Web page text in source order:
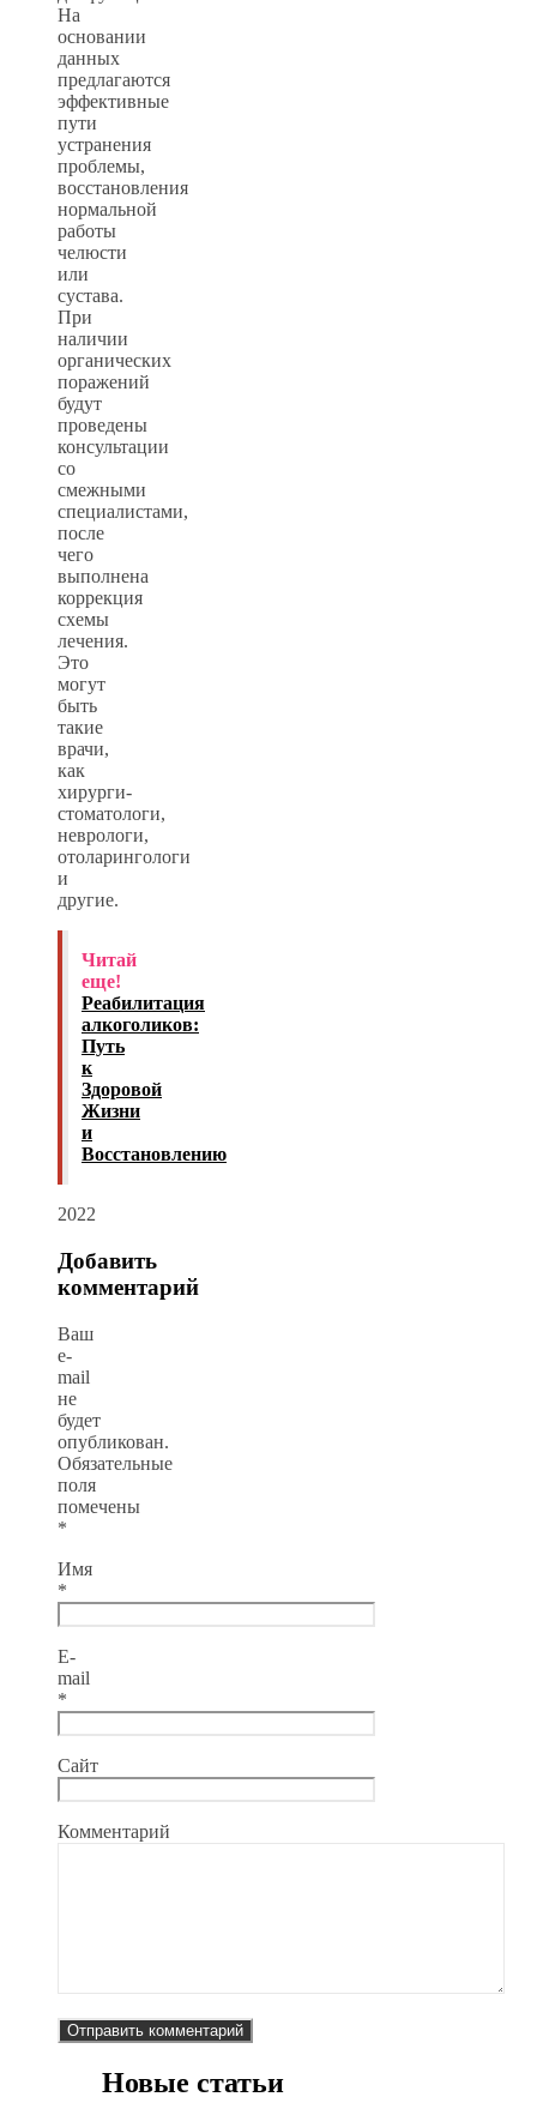
На
основании
данных
предлагаются
эффективные
пути
устранения
проблемы,
восстановления
нормальной
работы
челюсти
или
сустава.
При
наличии
органических
поражений
будут
проведены
консультации
со
смежными
специалистами,
после
чего
выполнена
коррекция
схемы
лечения.
Это
могут
быть
такие
врачи,
как
хирурги-
стоматологи,
неврологи,
отоларингологи
и
другие.
Читай
еще!
Реабилитация
алкоголиков:
Путь
к
Здоровой
Жизни
и
Восстановлению
2022
Добавить
комментарий
Ваш
e-
mail
не
будет
опубликован.
Обязательные
поля
помечены
*
Имя
*
E-
mail
*
Сайт
Комментарий
Новые статьи